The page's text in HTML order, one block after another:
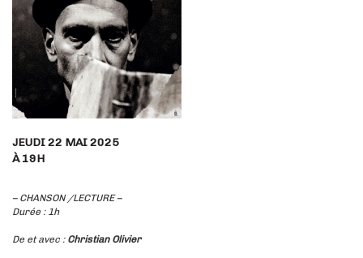
JEUDI 22 MAI 2025
À 19H
– CHANSON /LECTURE –
Durée : 1h
De et avec : Christian Olivier